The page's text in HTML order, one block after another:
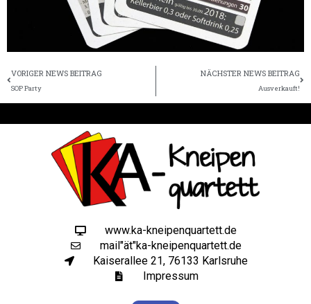
Zurück
VORIGER NEWS BEITRAG
SOP Party
NÄCHSTER NEWS BEITRAG
Ausverkauft!
www.ka-kneipenquartett.de
mail"ät"ka-kneipenquartett.de
Kaiserallee 21, 76133 Karlsruhe
Impressum